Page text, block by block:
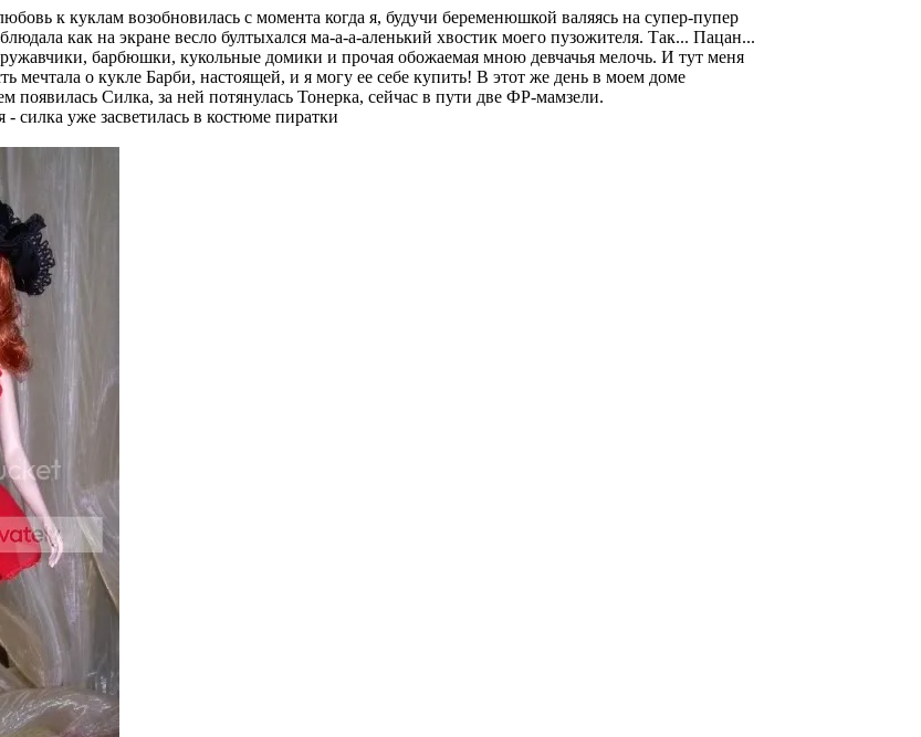
к куклам возобновилась с момента когда я, будучи беременюшкой валяясь на супер-пупер
как на экране весло бултыхался ма-а-а-аленький хвостик моего пузожителя. Так... Пацан...
барбюшки, кукольные домики и прочая обожаемая мною девчачья мелочь. И тут меня
мечтала о кукле Барби, настоящей, и я могу ее себе купить! В этот же день в моем доме
появилась Силка, за ней потянулась Тонерка, сейчас в пути две ФР-мамзели.
силка уже засветилась в костюме пиратки